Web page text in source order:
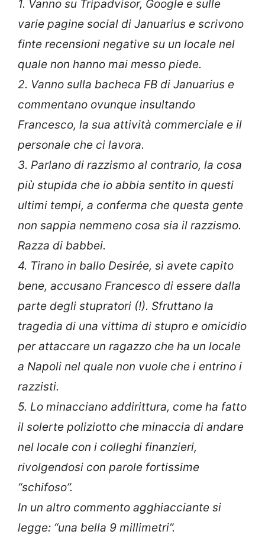
1. Vanno su Tripadvisor, Google e sulle
varie pagine social di Januarius e scrivono
finte recensioni negative su un locale nel
quale non hanno mai messo piede.
2. Vanno sulla bacheca FB di Januarius e
commentano ovunque insultando
Francesco, la sua attività commerciale e il
personale che ci lavora.
3. Parlano di razzismo al contrario, la cosa
più stupida che io abbia sentito in questi
ultimi tempi, a conferma che questa gente
non sappia nemmeno cosa sia il razzismo.
Razza di babbei.
4. Tirano in ballo Desirée, sì avete capito
bene, accusano Francesco di essere dalla
parte degli stupratori (!). Sfruttano la
tragedia di una vittima di stupro e omicidio
per attaccare un ragazzo che ha un locale
a Napoli nel quale non vuole che i entrino i
razzisti.
5. Lo minacciano addirittura, come ha fatto
il solerte poliziotto che minaccia di andare
nel locale con i colleghi finanzieri,
rivolgendosi con parole fortissime
“schifoso”.
In un altro commento agghiacciante si
legge: “una bella 9 millimetri”.